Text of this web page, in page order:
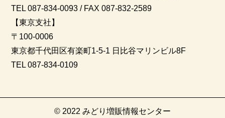
TEL 087-834-0093 / FAX 087-832-2589
【東京支社】
〒100-0006
東京都千代田区有楽町1-5-1 日比谷マリンビル8F
TEL 087-834-0109
© 2022 みどり増販情報センター